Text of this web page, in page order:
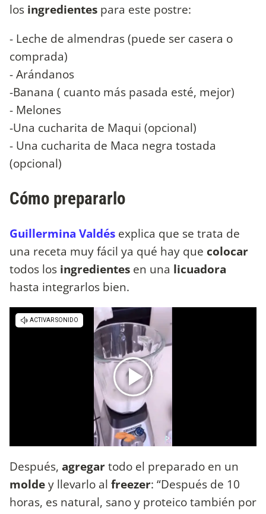
los ingredientes para este postre:
- Leche de almendras (puede ser casera o
comprada)
- Arándanos
-Banana ( cuanto más pasada esté, mejor)
- Melones
-Una cucharita de Maqui (opcional)
- Una cucharita de Maca negra tostada
(opcional)
Cómo prepararlo
Guillermina Valdés explica que se trata de
una receta muy fácil ya qué hay que colocar
todos los ingredientes en una licuadora
hasta integrarlos bien.
Después, agregartodo el preparado en un
moldey llevarlo al freezer: “Después de 10
horas, es natural, sano y proteico también por